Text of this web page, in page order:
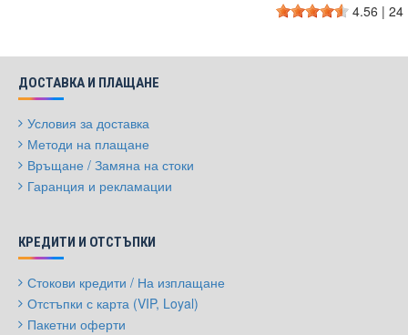
4.56 | 24
ДОСТАВКА И ПЛАЩАНЕ
Условия за доставка
Методи на плащане
Връщане / Замяна на стоки
Гаранция и рекламации
КРЕДИТИ И ОТСТЪПКИ
Стокови кредити / На изплащане
Отстъпки с карта (VIP, Loyal)
Пакетни оферти